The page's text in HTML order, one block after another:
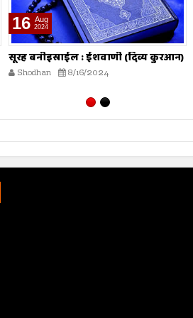
09 Aug
2024
व्याज घेणे : प्रेषितवाणी (हदीस)
Shodhan 8/9/2024